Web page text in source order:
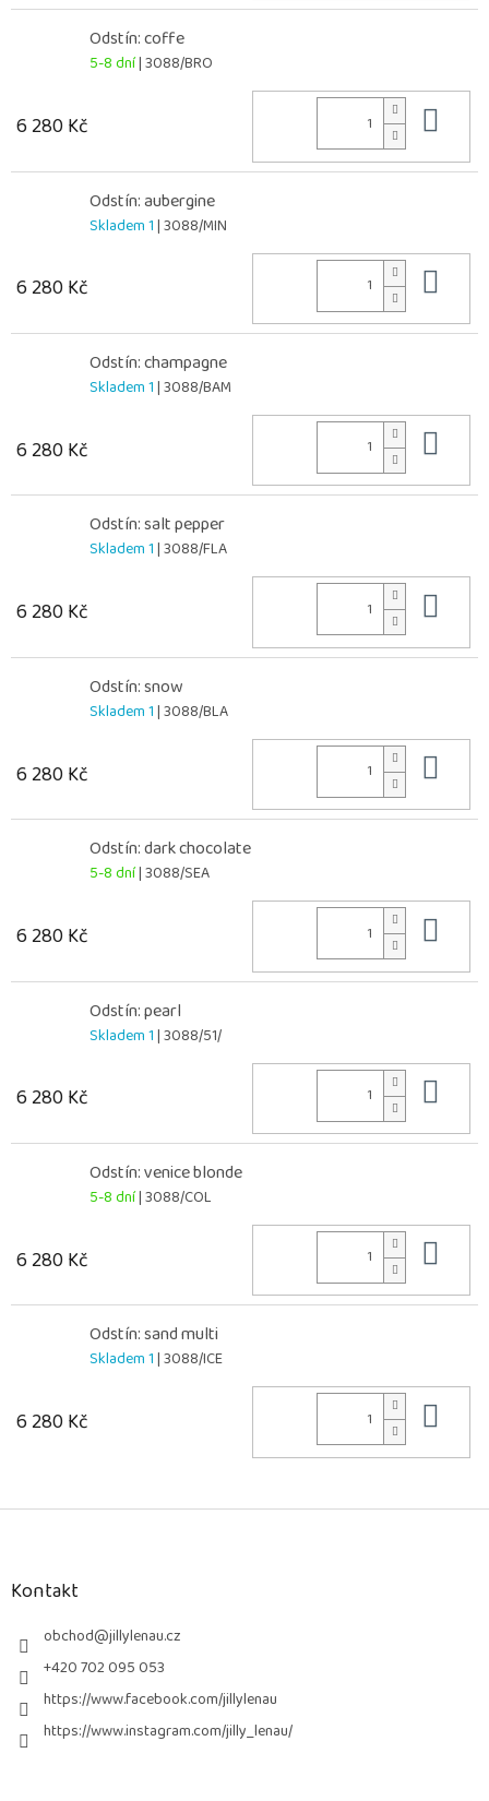
Odstín: coffe
5-8 dní| 3088/BRO
6 280 Kč
Odstín: aubergine
Skladem 1| 3088/MIN
6 280 Kč
Odstín: champagne
Skladem 1| 3088/BAM
6 280 Kč
Odstín: salt pepper
Skladem 1| 3088/FLA
6 280 Kč
Odstín: snow
Skladem 1| 3088/BLA
6 280 Kč
Odstín: dark chocolate
5-8 dní| 3088/SEA
6 280 Kč
Odstín: pearl
Skladem 1| 3088/51/
6 280 Kč
Odstín: venice blonde
5-8 dní| 3088/COL
6 280 Kč
Odstín: sand multi
Skladem 1| 3088/ICE
6 280 Kč
Z
Kontakt
obchod@jillylenau.cz
+420 702 095 053
https://www.facebook.com/jillylenau
https://www.instagram.com/jilly_lenau/